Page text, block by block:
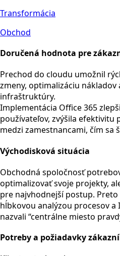
Transformácia
Obchod
Doručená hodnota pre
Prechod do cloudu umožnil
zmeny, optimalizáciu nákladov
infraštruktúry.
Implementácia Office 365
používateľov, zvýšila efektivitu
medzi zamestnancami, čím sa
Východisková situácia
Obchodná spoločnosť
optimalizovať svoje projekty,
pre najvhodnejší postup.
hĺbkovou analýzou procesov
nazvali “centrálne miesto
Potreby a požiadavky